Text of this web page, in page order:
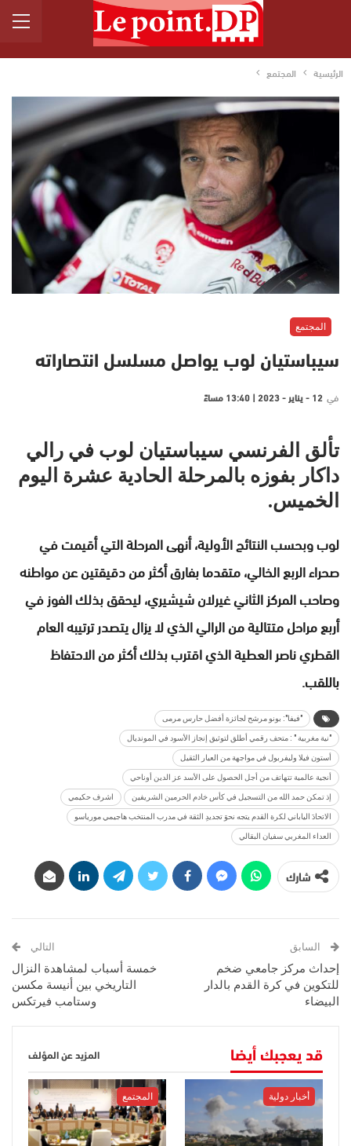
الرئيسية المجتمع
المجتمع
سيباستيان لوب يواصل مسلسل انتصاراته
في 12 - يناير - 2023 | 13:40 مساءً
تألق الفرنسي سيباستيان لوب في رالي
داكار بفوزه بالمرحلة الحادية عشرة اليوم
الخميس.
لوب وبحسب النتائج الأولية، أنهى المرحلة التي أقيمت في
صحراء الربع الخالي، متقدما بفارق أكثر من دقيقتين عن مواطنه
وصاحب المركز الثاني غيرلان شيشيري، ليحقق بذلك الفوز في
أربع مراحل متتالية من الرالي الذي لا يزال يتصدر ترتيبه العام
القطري ناصر العطية الذي اقترب بذلك أكثر من الاحتفاظ
باللقب.
"فيفا": بونو مرشح لجائزة أفضل حارس مرمى
"نية مغربية " : متحف رقمي أطلق لتوثيق إنجاز الأسود في المونديال
أستون فيلا وليفربول في مواجهة من العيار الثقيل
أنجية عالمية تتهاتف من أجل الحصول على الأسد عز الدين أوناحي
إذ تمكن حمد الله من التسجيل في كأس خادم الحرمين الشريفين اشرف حكيمي
الاتحادَ الياباني لكرة القدم يتجه نحوَ تجديدِ الثقة في مدرب المنتخب هاجيمي مورياسو
العداء المغربي سفيان البقالي
شارك
السابق
إحداث مركز جامعي ضخم
للتكوين في كرة القدم بالدار
البيضاء
التالي
خمسة أسباب لمشاهدة النزال
التاريخي بين أنيسة مكسن
وستامب فيرتكس
قد يعجبك أيضا المزيد عن المؤلف
أخبار دولية المجتمع